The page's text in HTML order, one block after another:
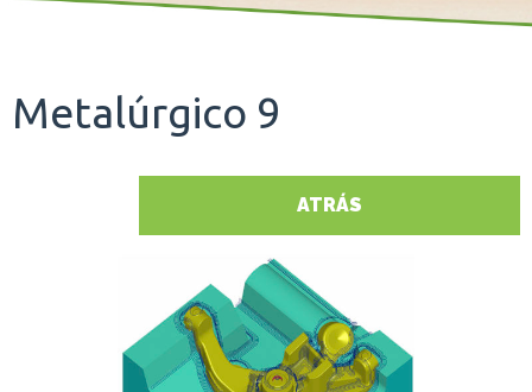
Metalúrgico 9
ATRÁS